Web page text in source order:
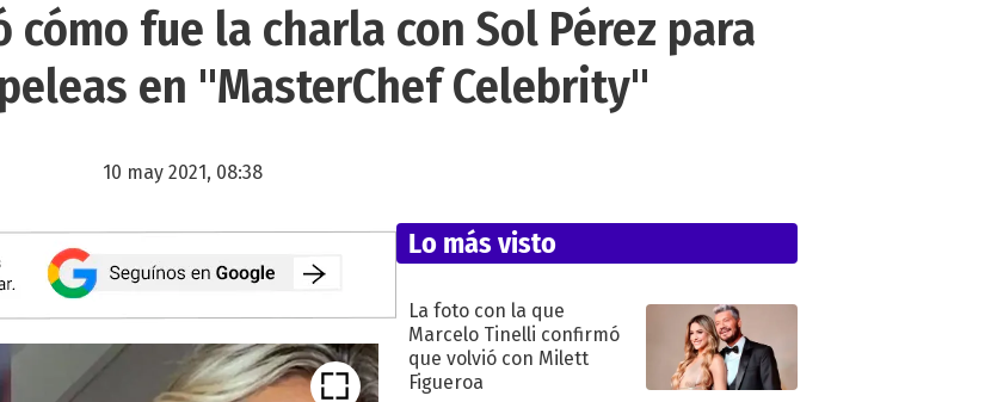
cómo fue la charla con Sol Pérez para
en "MasterChef Celebrity"
10 may 2021, 08:38
Lo más visto
La foto con la que
Marcelo Tinelli confirmó
que volvió con Milett
Figueroa